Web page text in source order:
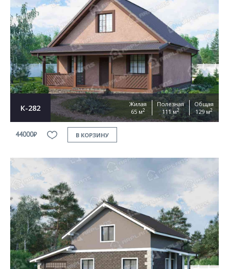
К-282
Жилая
65 м2
Полезная
111 м2
Общая
129 м2
44000₽ В КОРЗИНУ